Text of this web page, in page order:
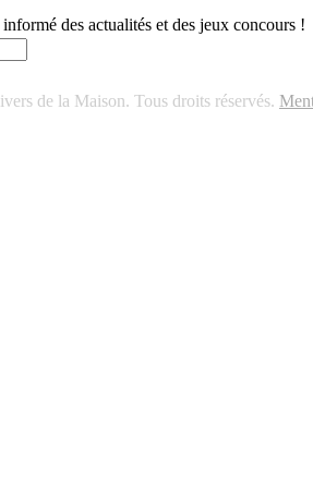
des actualités et des jeux concours !
de la Maison. Tous droits réservés.